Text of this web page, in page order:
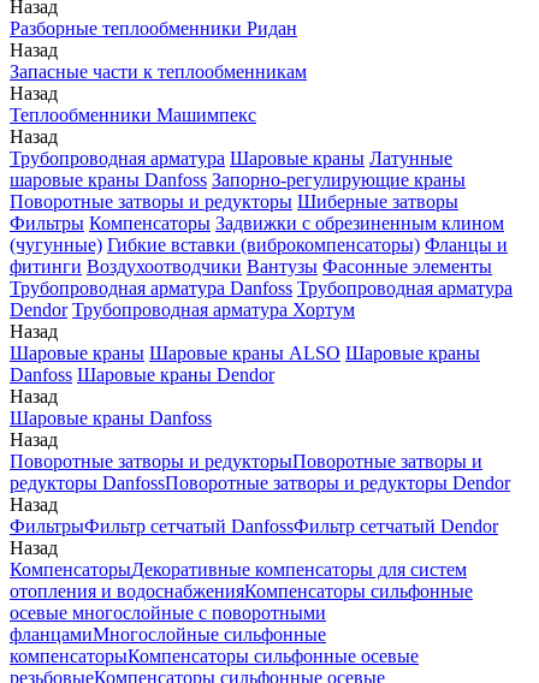
Назад
Разборные теплообменники Ридан
Назад
Запасные части к теплообменникам
Назад
Теплообменники Машимпекс
Назад
Трубопроводная арматура Шаровые краны Латунные
шаровые краны Danfoss Запорно-регулирующие краны
Поворотные затворы и редукторы Шиберные затворы
Фильтры Компенсаторы Задвижки с обрезиненным клином
(чугунные) Гибкие вставки (виброкомпенсаторы) Фланцы и
фитинги Воздухоотводчики Вантузы Фасонные элементы
Трубопроводная арматура Danfoss Трубопроводная арматура
Dendor Трубопроводная арматура Хортум
Назад
Шаровые краны Шаровые краны ALSO Шаровые краны
Danfoss Шаровые краны Dendor
Назад
Шаровые краны Danfoss
Назад
Поворотные затворы и редукторыПоворотные затворы и
редукторы DanfossПоворотные затворы и редукторы Dendor
Назад
ФильтрыФильтр сетчатый DanfossФильтр сетчатый Dendor
Назад
КомпенсаторыДекоративные компенсаторы для систем
отопления и водоснабженияКомпенсаторы сильфонные
осевые многослойные с поворотными
фланцамиМногослойные сильфонные
компенсаторыКомпенсаторы сильфонные осевые
резьбовыеКомпенсаторы сильфонные осевые